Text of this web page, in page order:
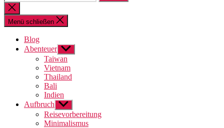
nach:
Suche
schließen
Menü schließen
Blog
Abenteuer Untermenü
anzeigen
Taiwan
Vietnam
Thailand
Bali
Indien
Aufbruch Untermenü
anzeigen
Reisevorbereitung
Minimalismus